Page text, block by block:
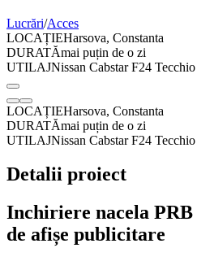
Lucrări/Acces
LOCAȚIEHarsova, Constanta
DURATĂmai puțin de o zi
UTILAJNissan Cabstar F24
LOCAȚIEHarsova, Constanta
DURATĂmai puțin de o zi
UTILAJNissan Cabstar F24
Detalii proiect
Inchiriere nacela
de afișe publicitare